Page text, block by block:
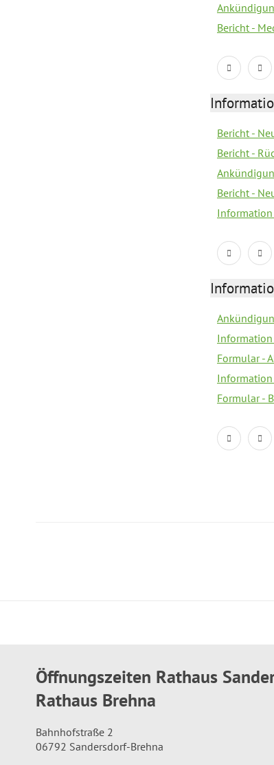
Bericht -
Bericht -
Bericht -
Bericht -
Information
Formular -
Information
Formular -
Öffnungszeiten Rathaus
Rathaus Brehna
Bahnhofstraße 2
06792 Sandersdorf-Brehna